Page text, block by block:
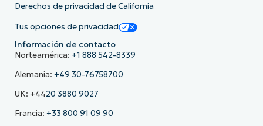
Derechos de privacidad de California
Tus opciones de privacidad
Información de contacto
Norteamérica: +1 888 542-8339
Alemania: +49 30-76758700
UK: +4420 3880 9027
Francia: +33 800 91 09 90